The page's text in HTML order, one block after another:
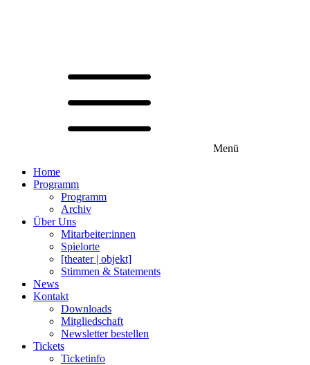
Menü
Home
Programm
Programm
Archiv
Über Uns
Mitarbeiter:innen
Spielorte
[theater | objekt]
Stimmen & Statements
News
Kontakt
Downloads
Mitgliedschaft
Newsletter bestellen
Tickets
Ticketinfo